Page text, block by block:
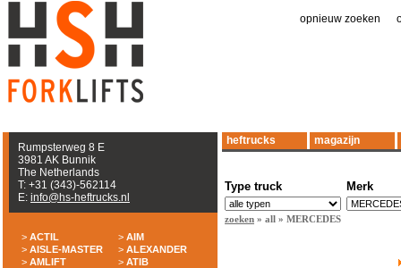
opnieuw zoeken
Rumpsterweg 8 E
3981 AK Bunnik
The Netherlands
T: +31 (343)-562114
E: info@hs-heftrucks.nl
> ACTIL > AIM
> AISLE-MASTER > ALEXANDER
> AMLIFT > ATIB
heftrucks magazijn
Type truck Merk
zoeken » all » MERCEDES